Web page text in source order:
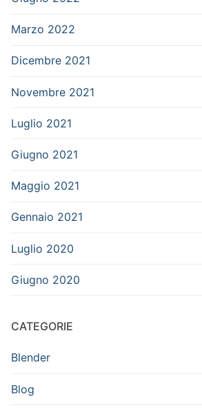
Marzo 2022
Dicembre 2021
Novembre 2021
Luglio 2021
Giugno 2021
Maggio 2021
Gennaio 2021
Luglio 2020
Giugno 2020
CATEGORIE
Blender
Blog